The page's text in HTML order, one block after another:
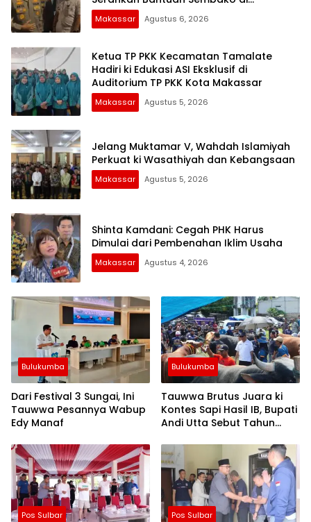
Bontoduri
Makassar Agustus 6, 2026
Ketua TP PKK Kecamatan Tamalate
Hadiri ki Edukasi ASI Eksklusif di
Auditorium TP PKK Kota Makassar
Makassar Agustus 5, 2026
Jelang Muktamar V, Wahdah Islamiyah
Perkuat ki Wasathiyah dan Kebangsaan
Makassar Agustus 5, 2026
Shinta Kamdani: Cegah PHK Harus
Dimulai dari Pembenahan Iklim Usaha
Makassar Agustus 4, 2026
Bulukumba
Dari Festival 3 Sungai, Ini
Tauwwa Pesannya Wabup
Edy Manaf
Bulukumba
Tauwwa Brutus Juara ki
Kontes Sapi Hasil IB, Bupati
Andi Utta Sebut Tahun
Lebih Besar
Pos Sulbar Pos Sulbar